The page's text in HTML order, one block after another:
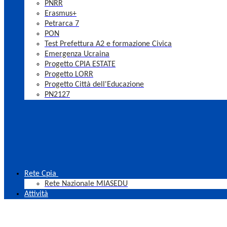
PNRR
Erasmus+
Petrarca 7
PON
Test Prefettura A2 e formazione Civica
Emergenza Ucraina
Progetto CPIA ESTATE
Progetto LORR
Progetto Città dell'Educazione
PN2127
Rete Cpia
Rete Nazionale MIASEDU
Attività